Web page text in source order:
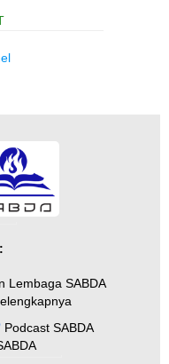
Lembaga SABDA
Podcast SABDA